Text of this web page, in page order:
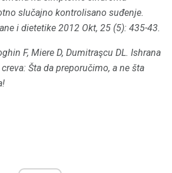
slučajno kontrolisano suđenje.
i dietetike 2012 Okt, 25 (5): 435-43.
F, Miere D, Dumitraşcu DL. Ishrana
Šta da preporučimo, a ne šta